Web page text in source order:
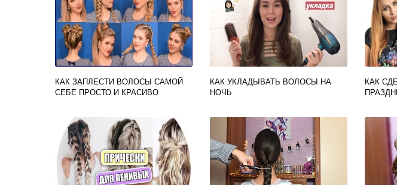
КАК ЗАПЛЕСТИ ВОЛОСЫ САМОЙ
СЕБЕ ПРОСТО И КРАСИВО
КАК УКЛАДЫВАТЬ ВОЛОСЫ НА
НОЧЬ
КАК